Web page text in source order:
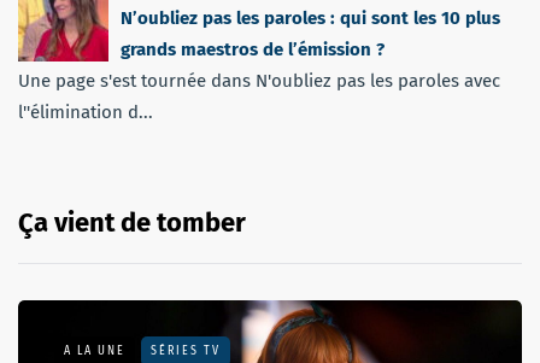
N’oubliez pas les paroles : qui sont les 10 plus
grands maestros de l’émission ?
Une page s'est tournée dans N'oubliez pas les paroles avec
l''élimination d...
Ça vient de tomber
A LA UNE SÉRIES TV